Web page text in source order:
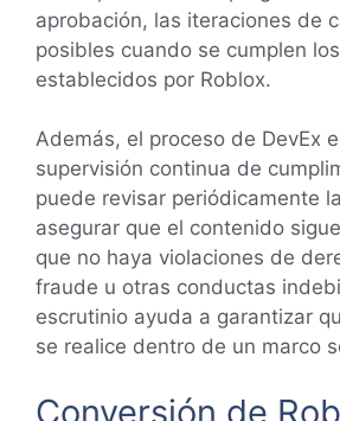
aprobación, las iteraciones de
posibles cuando se cumplen
establecidos por Roblox.
Además, el proceso de DevEx
supervisión continua de
puede revisar periódicamente
asegurar que el contenido
que no haya violaciones de
fraude u otras conductas
escrutinio ayuda a garantizar
se realice dentro de un marco
Conversión de